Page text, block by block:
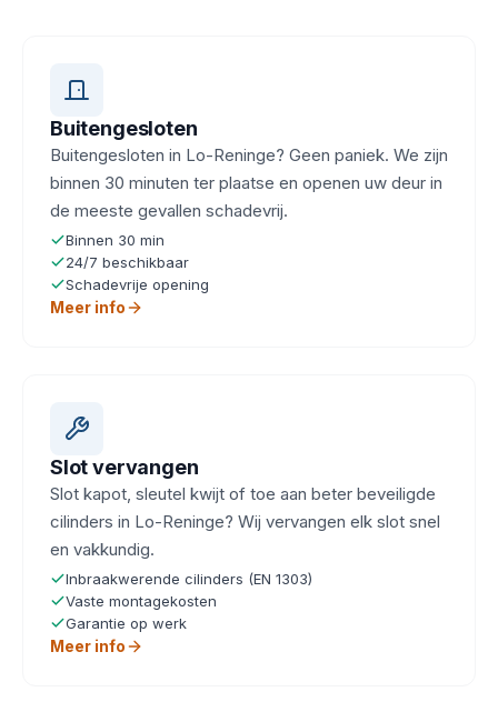
Buitengesloten
Buitengesloten in Lo-Reninge? Geen paniek. We zijn
binnen 30 minuten ter plaatse en openen uw deur in
de meeste gevallen schadevrij.
Binnen 30 min
24/7 beschikbaar
Schadevrije opening
Meer info
Slot vervangen
Slot kapot, sleutel kwijt of toe aan beter beveiligde
cilinders in Lo-Reninge? Wij vervangen elk slot snel
en vakkundig.
Inbraakwerende cilinders (EN 1303)
Vaste montagekosten
Garantie op werk
Meer info